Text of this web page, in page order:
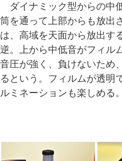
ダイナミック型からの中
筒を通って上部からも放出
は、高域を天面から放出す
逆。上から中低音がフィル
音圧が強く、負けないため
るという。フィルムが透明
ルミネーションも楽しめる。